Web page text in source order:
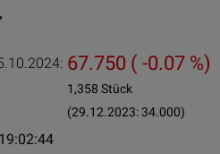
67.750 ( -0.07 %)
1,358 Stück
(29.12.2023: 34.000)
19:02:44